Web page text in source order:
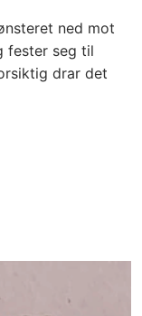
ned mot
fester seg til
drar det